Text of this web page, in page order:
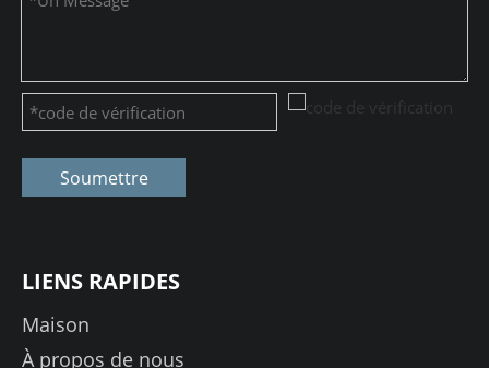
Soumettre
LIENS RAPIDES
Maison
À propos de nous